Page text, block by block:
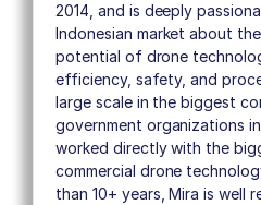
2014, and is deeply
Indonesian market about
potential of drone
efficiency, safety, and
large scale in the biggest
government organizations
worked directly with the
commercial drone
than 10+ years, Mira is well